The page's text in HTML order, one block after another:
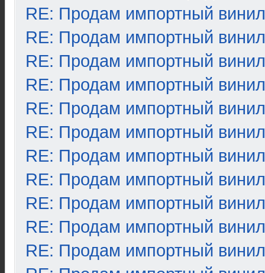
RE: Продам импортный винил
RE: Продам импортный винил
RE: Продам импортный винил
RE: Продам импортный винил
RE: Продам импортный винил
RE: Продам импортный винил
RE: Продам импортный винил
RE: Продам импортный винил
RE: Продам импортный винил
RE: Продам импортный винил
RE: Продам импортный винил